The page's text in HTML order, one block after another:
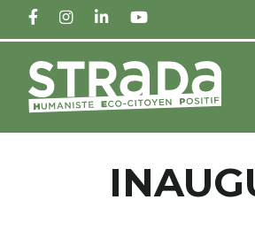
FACEBOOKINSTAGRAM
LINKEDINYOUTUBE